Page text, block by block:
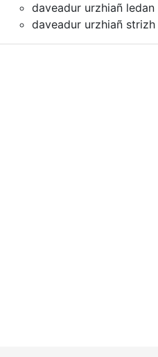
daveadur urzhiañ
daveadur urzhiañ